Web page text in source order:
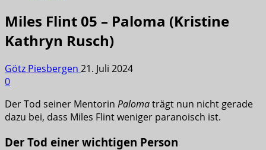
Miles Flint 05 – Paloma (Kristine
Kathryn Rusch)
Götz Piesbergen 21. Juli 2024
0
Der Tod seiner Mentorin Palomaträgt nun nicht gerade
dazu bei, dass Miles Flint weniger paranoisch ist.
Der Tod einer wichtigen Person